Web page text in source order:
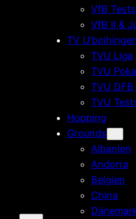
VfB
VfB II &
TV
TVU Liga
TVU
TVU
TVU
Hopping
Grounds
Albanien
Andorra
Belgien
China